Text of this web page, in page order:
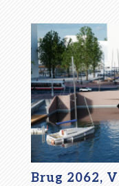
Brug 2062,